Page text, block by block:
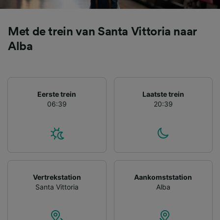
Met de trein van Santa Vittoria naar
Alba
Eerste trein
06:39
Laatste trein
20:39
Vertrekstation
Santa Vittoria
Aankomststation
Alba
gevraagd om je niet te volgen.
voor de volgende doeleinden:
Precieze geolocatiegegevens gebruiken. De
contentmetingen, doelgroepenonderzoek en
ontwikkeling van diensten.